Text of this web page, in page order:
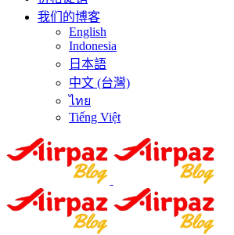
我们的博客
English
Indonesia
日本語
中文 (台灣)
ไทย
Tiếng Việt